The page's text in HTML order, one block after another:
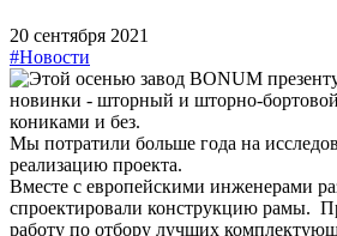
20 сентября 2021
#Новости
Мы потратили больше года на
реализацию проекта.
Вместе с европейскими инженерами
спроектировали конструкцию рамы.
работу по отбору лучших